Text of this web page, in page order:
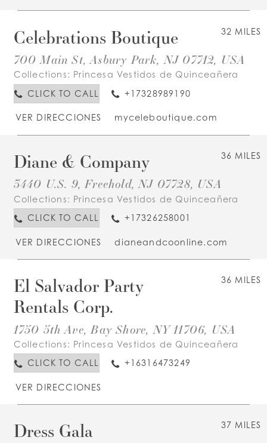
32 MILES
Celebrations Boutique
700 Main St, Asbury Park, NJ 07712, USA
Collections: Princesa Vestidos de Quinceañera
CLICK TO CALL
+17328989190
VER DIRECCIONES myceleboutique.com
36 MILES
Diane & Company
3440 U.S. 9, Freehold, NJ 07728, USA
Collections: Princesa Vestidos de Quinceañera
CLICK TO CALL
+17326258001
VER DIRECCIONES dianeandcoonline.com
36 MILES
El Salvador Party
Rentals Corp.
1750 5th Ave, Bay Shore, NY 11706, USA
Collections: Princesa Vestidos de Quinceañera
CLICK TO CALL
+16316473249
VER DIRECCIONES
37 MILES
Dress Gala